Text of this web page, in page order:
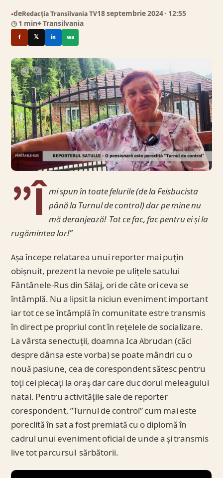
●deRedacția Transilvania TV18 septembrie 2024 · 12:55
◷ 1 min⌖ Transilvania
f 𝕏 in wa
”Î mi spun în toate felurile (de la Feisbucista
până la Turnul de control) dar pe mine nu
mă deranjează! Tot ce fac, fac pentru ei și la
rugămintea lor!”
Așa începe relatarea unui reporter mai puțin
obișnuit, prezent la nevoie pe ulițele satului
Fântânele-Rus din Sălaj, ori de câte ori ceva se
întâmplă. Nu a lipsit la niciun eveniment important
iar tot ce se întâmplă în comunitate estre transmis
în direct pe propriul cont în rețelele de socializare.
La vârsta senectuții, doamna Ica Abrudan (căci
despre dânsa este vorba) se poate mândri cu o
nouă pasiune, cea de corespondent sătesc pentru
toți cei plecați la oraș dar care duc dorul meleagului
natal. Pentru activitățile sale de reporter
corespondent, ”Turnul de control” cum mai este
poreclită în sat a fost premiată cu o diplomă în
cadrul unui eveniment oficial de unde a și transmis
live tot parcursul sărbătorii.